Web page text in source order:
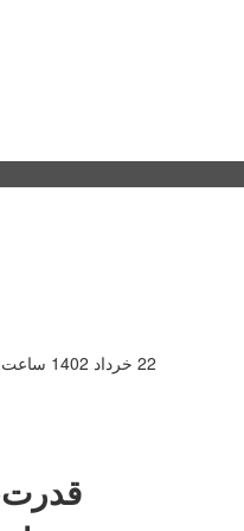
22 خرداد 1402 ساعت [ 22:10 ]